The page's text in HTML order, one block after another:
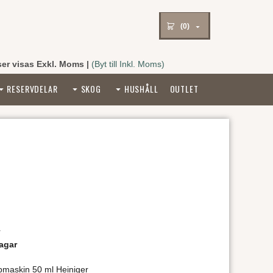
(0)
visas Exkl. Moms | (Byt till Inkl. Moms)
RESERVDELAR SKOG HUSHÅLL OUTLET
50 ml Heiniger